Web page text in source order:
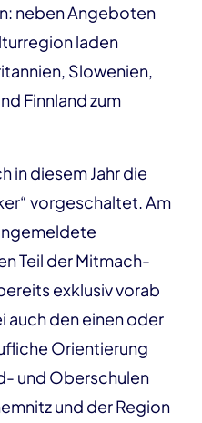
neben Angeboten
laden
Slowenien,
Finnland zum
in diesem Jahr die
vorgeschaltet. Am
Teil der Mitmach-
exklusiv vorab
auch den einen oder
Orientierung
und Oberschulen
und der Region